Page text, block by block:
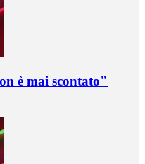
è mai scontato"